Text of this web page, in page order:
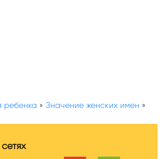
ребенка » Значение женских имен »